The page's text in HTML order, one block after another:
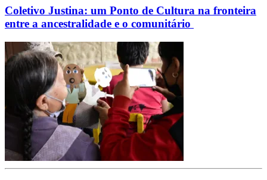
Coletivo Justina: um Ponto de Cultura na fronteira
entre a ancestralidade e o comunitário